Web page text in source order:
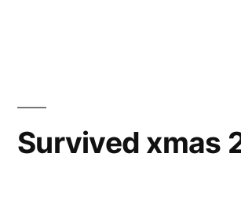
GESUCHT)“
Survived xmas